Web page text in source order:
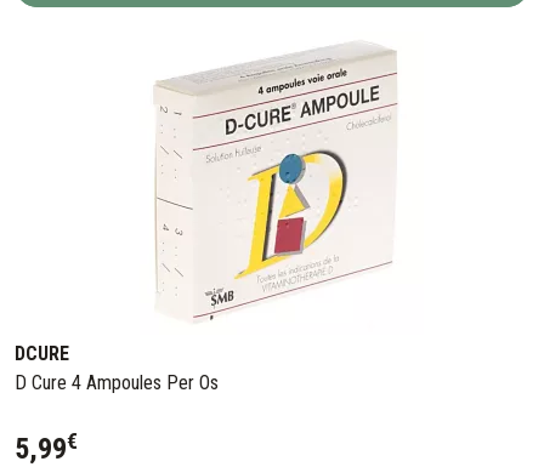
DCURE
D Cure 4 Ampoules Per Os
5,99€